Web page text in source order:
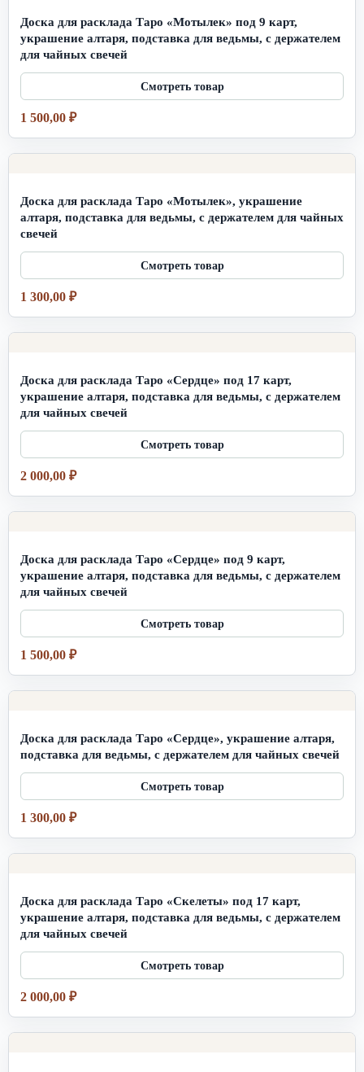
Доска для расклада Таро «Мотылек» под 9 карт,
украшение алтаря, подставка для ведьмы, с держателем
для чайных свечей
1 500,00 ₽
Доска для расклада Таро «Мотылек», украшение
алтаря, подставка для ведьмы, с держателем для чайных
свечей
1 300,00 ₽
Доска для расклада Таро «Сердце» под 17 карт,
украшение алтаря, подставка для ведьмы, с держателем
для чайных свечей
2 000,00 ₽
Доска для расклада Таро «Сердце» под 9 карт,
украшение алтаря, подставка для ведьмы, с держателем
для чайных свечей
1 500,00 ₽
Доска для расклада Таро «Сердце», украшение алтаря,
подставка для ведьмы, с держателем для чайных свечей
1 300,00 ₽
Доска для расклада Таро «Скелеты» под 17 карт,
украшение алтаря, подставка для ведьмы, с держателем
для чайных свечей
2 000,00 ₽